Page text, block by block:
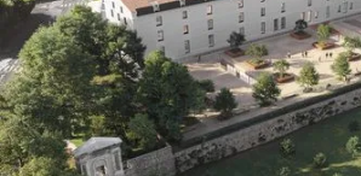
Rénovation et construction d'un bâtiment,
Montpellier